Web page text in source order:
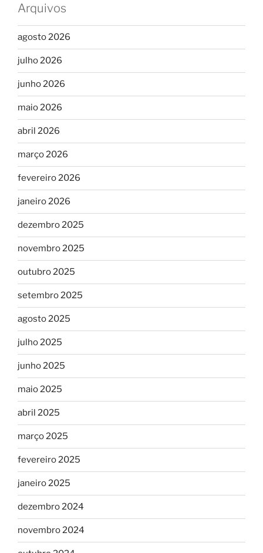
Arquivos
agosto 2026
julho 2026
junho 2026
maio 2026
abril 2026
março 2026
fevereiro 2026
janeiro 2026
dezembro 2025
novembro 2025
outubro 2025
setembro 2025
agosto 2025
julho 2025
junho 2025
maio 2025
abril 2025
março 2025
fevereiro 2025
janeiro 2025
dezembro 2024
novembro 2024